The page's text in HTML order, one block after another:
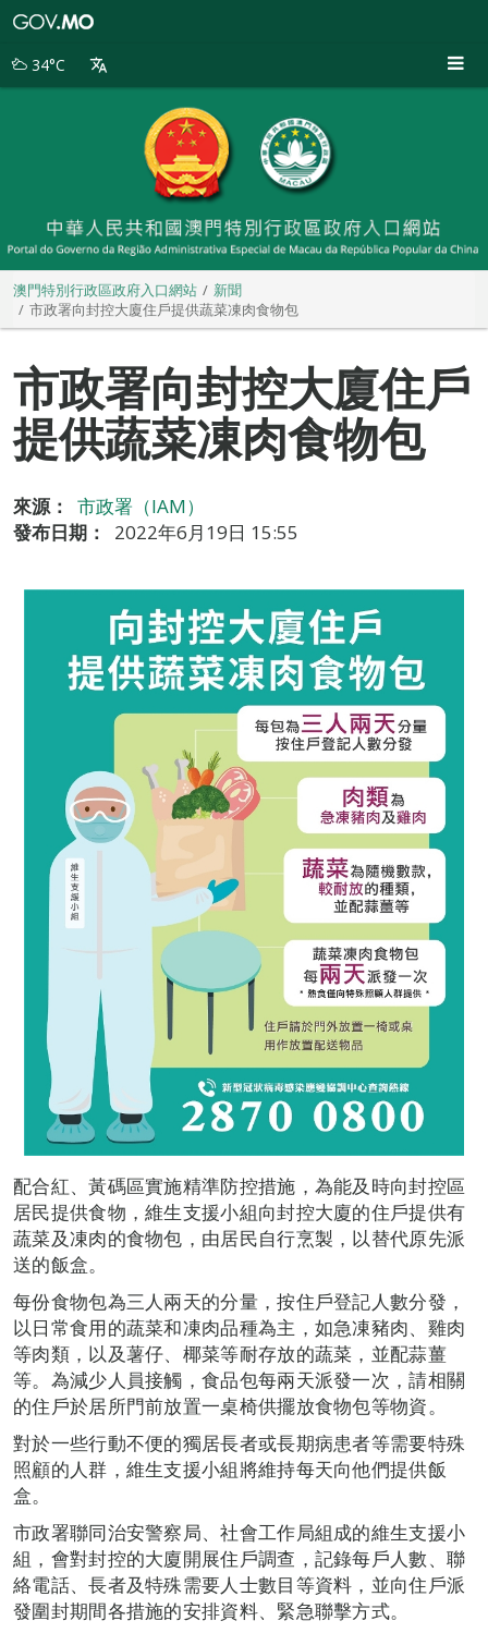
別
34°C
澳門特別行政區政府入口網站
新聞
市政署向封控大廈住戶提供蔬菜凍肉食物包
市政署向封控大廈住戶
提供蔬菜凍肉食物包
來源：
市政署（IAM）
發布日期：
2022年6月19日 15:55
配合紅、黃碼區實施精準防控措施，為能及時向封控區
居民提供食物，維生支援小組向封控大廈的住戶提供有
蔬菜及凍肉的食物包，由居民自行烹製，以替代原先派
送的飯盒。
每份食物包為三人兩天的分量，按住戶登記人數分發，
以日常食用的蔬菜和凍肉品種為主，如急凍豬肉、雞肉
等肉類，以及薯仔、椰菜等耐存放的蔬菜，並配蒜薑
等。為減少人員接觸，食品包每兩天派發一次，請相關
的住戶於居所門前放置一桌椅供擺放食物包等物資。
對於一些行動不便的獨居長者或長期病患者等需要特殊
照顧的人群，維生支援小組將維持每天向他們提供飯
盒。
市政署聯同治安警察局、社會工作局組成的維生支援小
組，會對封控的大廈開展住戶調查，記錄每戶人數、聯
絡電話、長者及特殊需要人士數目等資料，並向住戶派
發圍封期間各措施的安排資料、緊急聯擊方式。